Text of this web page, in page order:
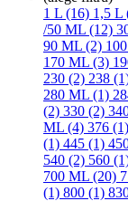
1 L (16) 1,5 L
/50 ML (12)
90 ML (2)
170 ML (3)
230 (2) 238
280 ML (1)
(2) 330 (2)
ML (4) 376 (1)
(1) 445 (1)
540 (2) 560
700 ML (20)
(1) 800 (1)